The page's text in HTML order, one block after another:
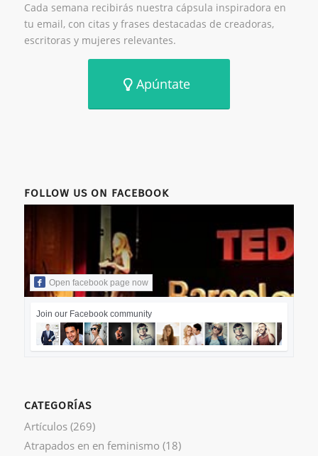
Cada semana recibirás nuestra cápsula inspiradora en
tu email, con citas y frases destacadas de creadoras,
escritoras y mujeres relevantes.
Apúntate
FOLLOW US ON FACEBOOK
Open facebook page now
Join our Facebook community
CATEGORÍAS
Artículos(269)
Atrapados en en feminismo (18)